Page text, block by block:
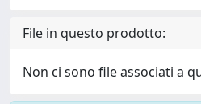
File in questo prodotto:
Non ci sono file associati a